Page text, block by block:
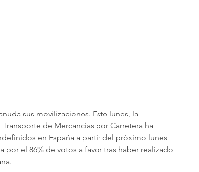
sus movilizaciones. Este lunes, la
de Mercancías por Carretera ha
en España a partir del próximo lunes
el 86% de votos a favor tras haber realizado